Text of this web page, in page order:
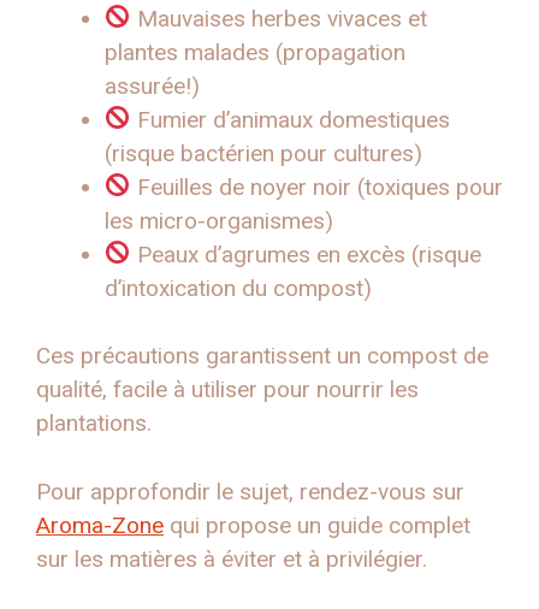
Mauvaises herbes vivaces et
plantes malades (propagation
assurée!)
Fumier d’animaux domestiques
(risque bactérien pour cultures)
Feuilles de noyer noir (toxiques pour
les micro-organismes)
Peaux d’agrumes en excès (risque
d’intoxication du compost)
Ces précautions garantissent un compost de
qualité, facile à utiliser pour nourrir les
plantations.
Pour approfondir le sujet, rendez-vous sur
Aroma-Zone qui propose un guide complet
sur les matières à éviter et à privilégier.